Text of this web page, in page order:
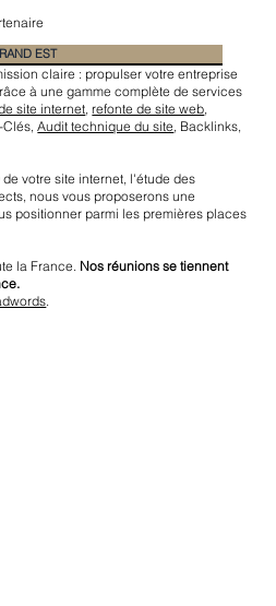
claire : propulser votre entreprise
à une gamme complète de services
site internet,refonte de site web,
Clés,Audit technique du site, Backlinks,
votre site internet, l'étude des
nous vous proposerons une
positionner parmi les premières places
la France. Nos réunions se tiennent
.
EST